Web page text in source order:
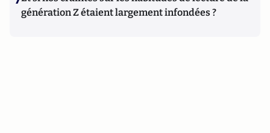
génération Z étaient largement infondées ?